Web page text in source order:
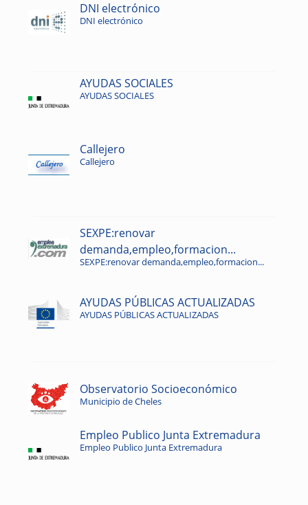
DNI electrónico
DNI electrónico
AYUDAS SOCIALES
AYUDAS SOCIALES
Callejero
Callejero
SEXPE:renovar
demanda,empleo,formacion...
SEXPE:renovar demanda,empleo,formacion...
AYUDAS PÚBLICAS ACTUALIZADAS
AYUDAS PÚBLICAS ACTUALIZADAS
Observatorio Socioeconómico
Municipio de Cheles
Empleo Publico Junta Extremadura
Empleo Publico Junta Extremadura